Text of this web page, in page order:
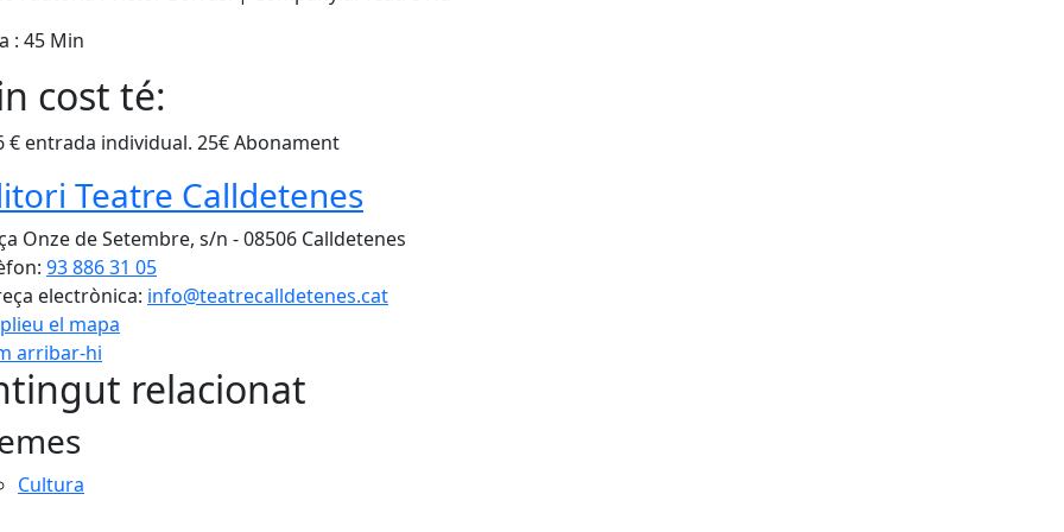
: 45 Min
cost té:
€ entrada individual. 25€ Abonament
Teatre Calldetenes
Onze de Setembre, s/n - 08506 Calldetenes
93 886 31 05
electrònica: info@teatrecalldetenes.cat
el mapa
arribar-hi
relacionat
Cultura